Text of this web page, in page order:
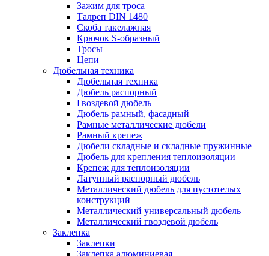
Зажим для троса
Талреп DIN 1480
Скоба такелажная
Крючок S-образный
Тросы
Цепи
Дюбельная техника
Дюбельная техника
Дюбель распорный
Гвоздевой дюбель
Дюбель рамный, фасадный
Рамные металлические дюбели
Рамный крепеж
Дюбели складные и складные пружинные
Дюбель для крепления теплоизоляции
Крепеж для теплоизоляции
Латунный распорный дюбель
Металлический дюбель для пустотелых
конструкций
Металлический универсальный дюбель
Металлический гвоздевой дюбель
Заклепка
Заклепки
Заклепка алюминиевая